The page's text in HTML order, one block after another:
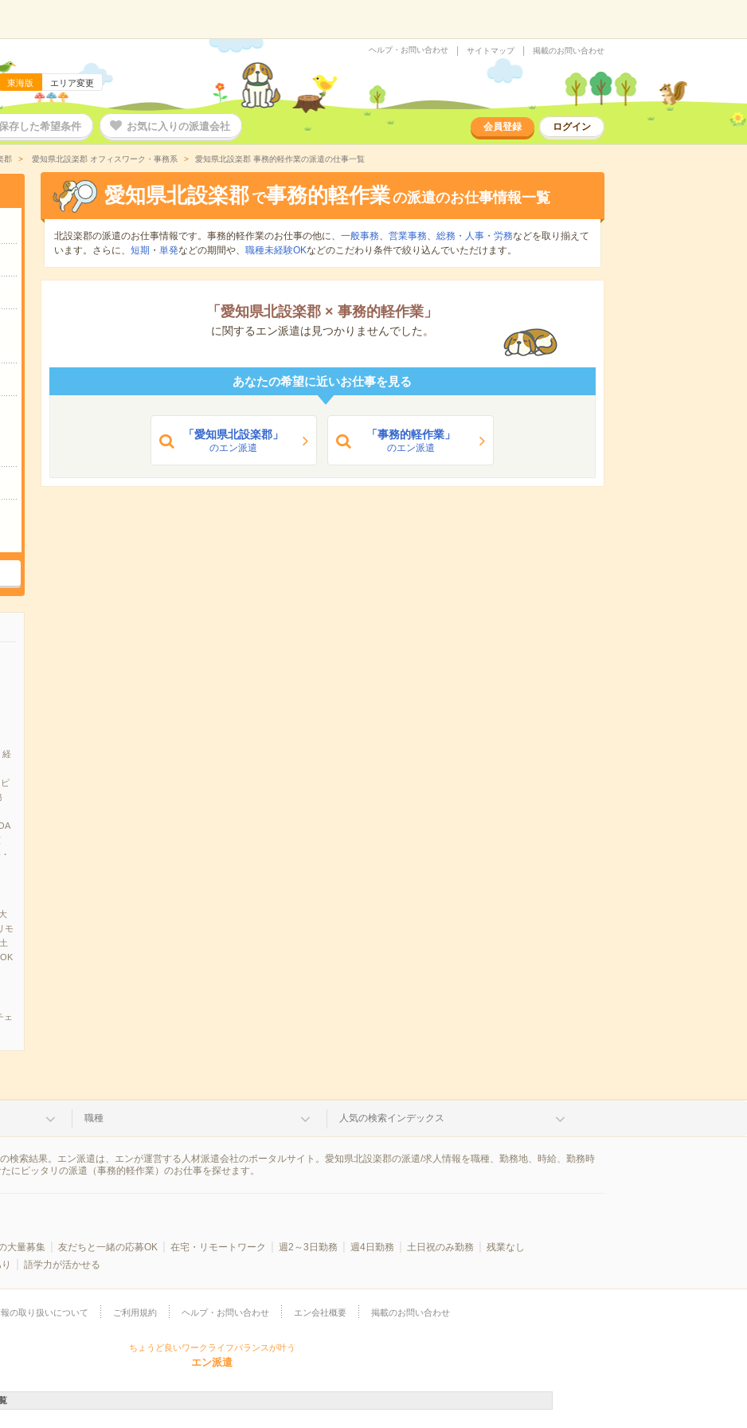
東海版 エリア変更
ヘルプ・お問い合わせ サイトマップ 掲載のお問い合わせ
存した希望条件 お気に入りの派遣会社 会員登録 ログイン
郡 愛知県北設楽郡 オフィスワーク・事務系 愛知県北設楽郡 事務的軽作業の派遣の仕事一覧
経
モ
土
ェ
愛知県北設楽郡 で事務的軽作業の派遣のお仕事情報一覧
北設楽郡の派遣のお仕事情報です。事務的軽作業のお仕事の他に、 一般事務、 営業事務、 総務・人事・労務などを取り揃えて
います。さらに、 短期 ・ 単発などの期間や、 職種未経験OKなどのこだわり条件で絞り込んでいただけます。
「 愛知県北設楽郡 × 事務的軽作業 」
に関するエン派遣は見つかりませんでした。
あなたの希望に近いお仕事を見る
「愛知県北設楽郡」
のエン派遣
「事務的軽作業」
のエン派遣
職種 人気の検索インデックス
検索結果。エン派遣は、エンが運営する人材派遣会社のポータルサイト。愛知県北設楽郡の派遣/求人情報を職種、勤務地、時給、勤務時
にピッタリの派遣（事務的軽作業）のお仕事を探せます。
大量募集 友だちと一緒の応募OK 在宅・リモートワーク 週2～3日勤務 週4日勤務 土日祝のみ勤務
残業なし
語学力が活かせる
の取り扱いについて ご利用規約 ヘルプ・お問い合わせ エン会社概要 掲載のお問い合わせ
ちょうど良いワークライフバランスが叶う
エン派遣